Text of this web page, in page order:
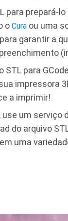
para prepará-
o Cura ou uma
garantir a
STL para
impressora
a imprimir!
, use um serviço
do arquivo
uma